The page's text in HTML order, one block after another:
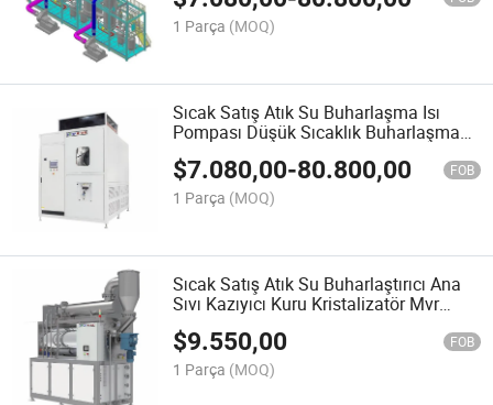
1 Parça (MOQ)
Sıcak Satış Atık Su Buharlaşma Isı
Pompası Düşük Sıcaklık Buharlaşma
Konsantratörü
$7.080,00-80.800,00 FOB
1 Parça (MOQ)
Sıcak Satış Atık Su Buharlaştırıcı Ana
Sıvı Kazıyıcı Kuru Kristalizatör Mvr
Buharlaşma
$9.550,00 FOB
1 Parça (MOQ)